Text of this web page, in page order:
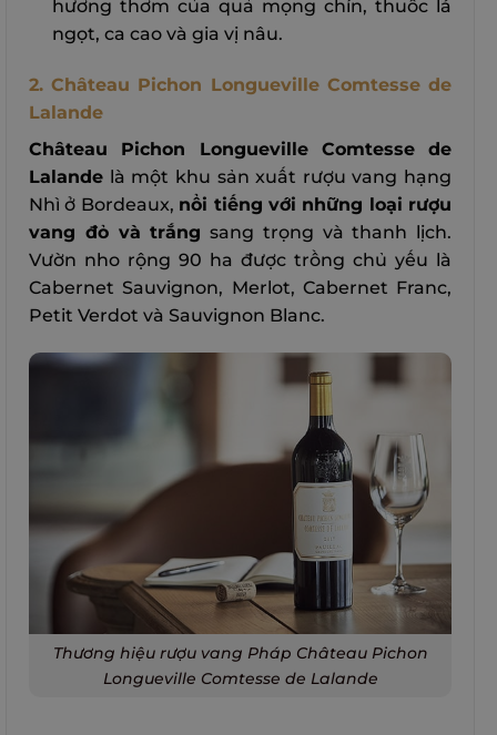
hương thơm của quả mọng chín, thuốc lá
ngọt, ca cao và gia vị nâu.
2. Château Pichon Longueville Comtesse de
Lalande
Château Pichon Longueville Comtesse de
Lalande là một khu sản xuất rượu vang hạng
Nhì ở Bordeaux, nổi tiếng với những loại rượu
vang đỏ và trắng sang trọng và thanh lịch.
Vườn nho rộng 90 ha được trồng chủ yếu là
Cabernet Sauvignon, Merlot, Cabernet Franc,
Petit Verdot và Sauvignon Blanc.
Thương hiệu rượu vang Pháp Château Pichon
Longueville Comtesse de Lalande